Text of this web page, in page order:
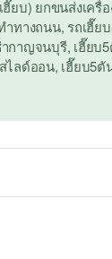
ยบ) ยกขนส่งเครื่
ำทางถนน, รถเฮี๊ย
ากาญจนบุรี, เฮี๊ยบ
ไลด์ออน, เฮี๊ยบ5